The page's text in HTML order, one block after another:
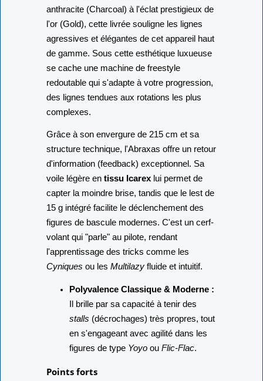
anthracite (Charcoal) à l'éclat prestigieux de
l'or (Gold), cette livrée souligne les lignes
agressives et élégantes de cet appareil haut
de gamme. Sous cette esthétique luxueuse
se cache une machine de freestyle
redoutable qui s'adapte à votre progression,
des lignes tendues aux rotations les plus
complexes.
Grâce à son envergure de 215 cm et sa
structure technique, l'Abraxas offre un retour
d'information (feedback) exceptionnel. Sa
voile légère en tissu Icarex lui permet de
capter la moindre brise, tandis que le lest de
15 g intégré facilite le déclenchement des
figures de bascule modernes. C'est un cerf-
volant qui "parle" au pilote, rendant
l'apprentissage des tricks comme les
Cyniques ou les Multilazy fluide et intuitif.
Polyvalence Classique & Moderne :
Il brille par sa capacité à tenir des
stalls (décrochages) très propres, tout
en s'engageant avec agilité dans les
figures de type Yoyoou Flic-Flac.
Points forts